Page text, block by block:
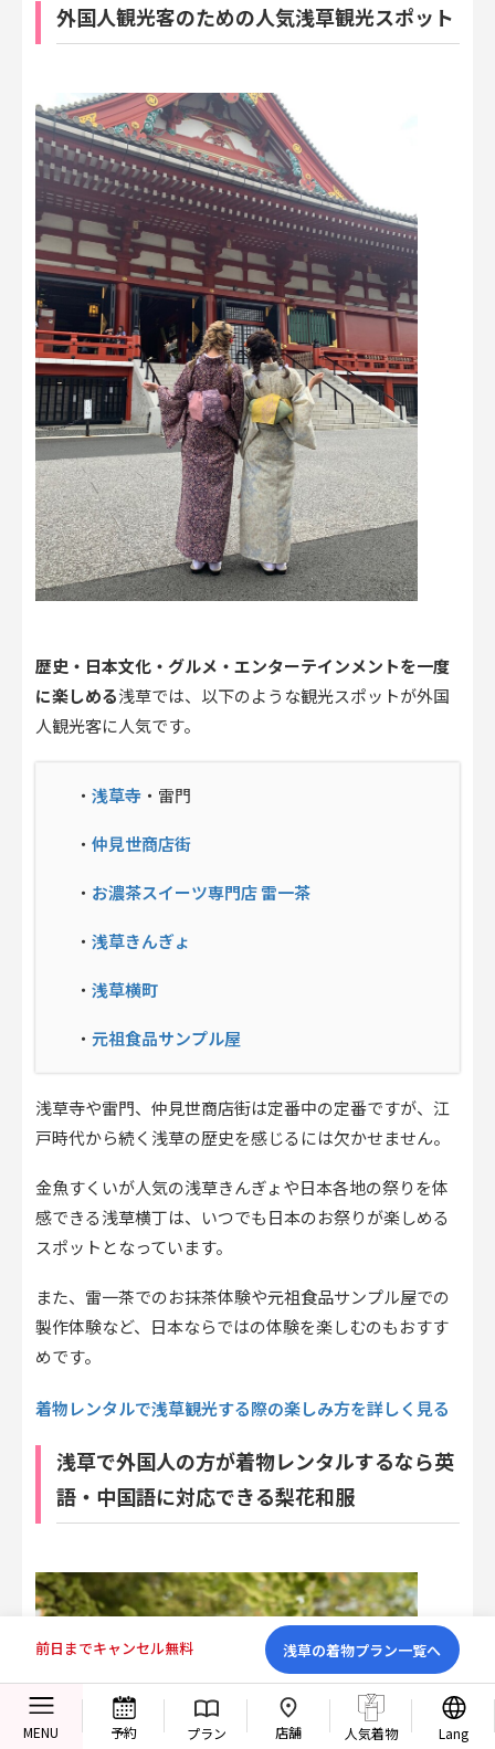
MENU 予約 プラン 店舗 人気着物 Lang
外国人観光客のための人気浅草観光スポット
歴史・日本文化・グルメ・エンターテインメントを一度
に楽しめる浅草では、以下のような観光スポットが外国
人観光客に人気です。
・ 浅草寺・雷門
・ 仲見世商店街
・ お濃茶スイーツ専門店 雷一茶
・ 浅草きんぎょ
・ 浅草横町
・ 元祖食品サンプル屋
浅草寺や雷門、仲見世商店街は定番中の定番ですが、江
戸時代から続く浅草の歴史を感じるには欠かせません。
金魚すくいが人気の浅草きんぎょや日本各地の祭りを体
感できる浅草横丁は、いつでも日本のお祭りが楽しめる
スポットとなっています。
また、雷一茶でのお抹茶体験や元祖食品サンプル屋での
製作体験など、日本ならではの体験を楽しむのもおすす
めです。
着物レンタルで浅草観光する際の楽しみ方を詳しく見る
浅草で外国人の方が着物レンタルするなら英
語・中国語に対応できる梨花和服
前日までキャンセル無料 浅草の着物プラン一覧へ